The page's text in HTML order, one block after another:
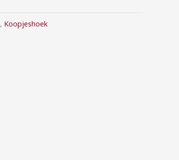
, Koopjeshoek